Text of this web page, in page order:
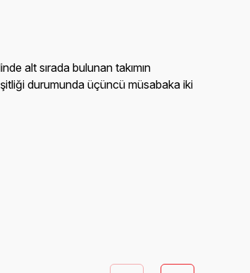
alt sırada bulunan takımın
durumunda üçüncü müsabaka iki